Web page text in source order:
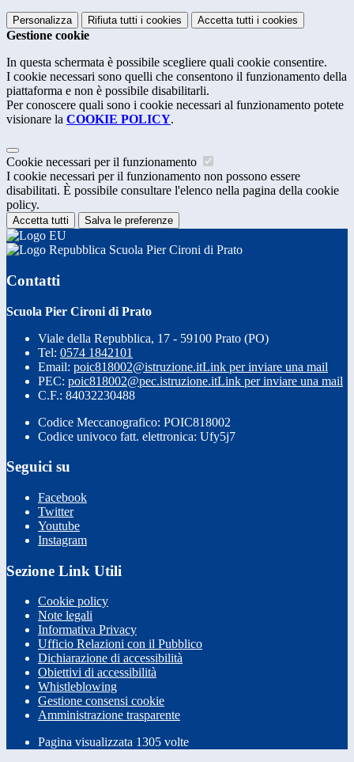
Personalizza Rifiuta tutti i cookies Accetta tutti i cookies
Gestione cookie
In questa schermata è possibile scegliere quali cookie consentire.
I cookie necessari sono quelli che consentono il funzionamento della
piattaforma e non è possibile disabilitarli.
Per conoscere quali sono i cookie necessari al funzionamento potete
visionare la COOKIE POLICY.
Cookie necessari per il funzionamento
I cookie necessari per il funzionamento non possono essere
disabilitati. È possibile consultare l'elenco nella pagina della cookie
policy.
Accetta tutti Salva le preferenze
Scuola Pier Cironi di Prato
Contatti
Scuola Pier Cironi di Prato
Viale della Repubblica, 17 - 59100 Prato (PO)
Tel: 0574 1842101
Email: poic818002@istruzione.itLink per inviare una mail
PEC: poic818002@pec.istruzione.itLink per inviare una mail
C.F.: 84032230488
Codice Meccanografico: POIC818002
Codice univoco fatt. elettronica: Ufy5j7
Seguici su
Facebook
Twitter
Youtube
Instagram
Sezione Link Utili
Cookie policy
Note legali
Informativa Privacy
Ufficio Relazioni con il Pubblico
Dichiarazione di accessibilità
Obiettivi di accessibilità
Whistleblowing
Gestione consensi cookie
Amministrazione trasparente
Pagina visualizzata 1305 volte